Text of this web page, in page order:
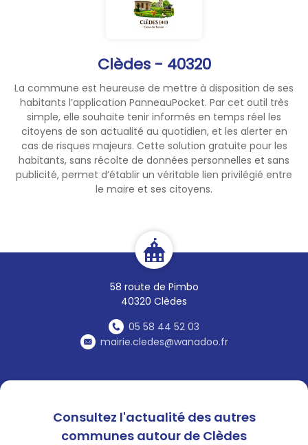
Clèdes - 40320
La commune est heureuse de mettre à disposition de ses
habitants l’application PanneauPocket. Par cet outil très
simple, elle souhaite tenir informés en temps réel les
citoyens de son actualité au quotidien, et les alerter en
cas de risques majeurs. Cette solution gratuite pour les
habitants, sans récolte de données personnelles et sans
publicité, permet d’établir un véritable lien privilégié entre
le maire et ses citoyens.
58 route de Pimbo
40320 Clèdes
05 58 44 52 03
mairie.cledes@wanadoo.fr
Consultez l'actualité des autres
communes autour de Clèdes